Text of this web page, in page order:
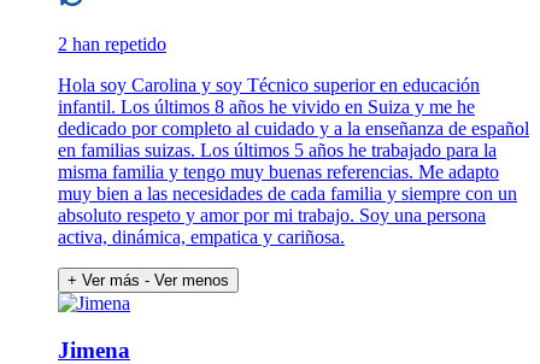
2 han repetido
Hola soy Carolina y soy Técnico superior en educación
infantil. Los últimos 8 años he vivido en Suiza y me he
dedicado por completo al cuidado y a la enseñanza de español
en familias suizas. Los últimos 5 años he trabajado para la
misma familia y tengo muy buenas referencias. Me adapto
muy bien a las necesidades de cada familia y siempre con un
absoluto respeto y amor por mi trabajo. Soy una persona
activa, dinámica, empatica y cariñosa.
+ Ver más - Ver menos
Jimena